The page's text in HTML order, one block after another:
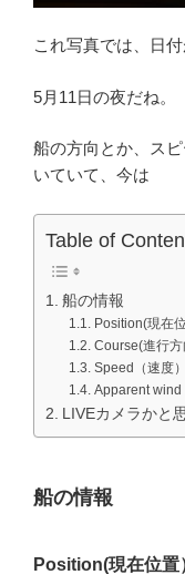
これ写真では、日
5月11日の夜だね。
船の方向とか、ス
いていて、今は
Table of
船の情報
Position(現在位
Course(進行方
Speed（速度）
Apparent wind
LIVEカメラかと
船の情報
Position(現在位置